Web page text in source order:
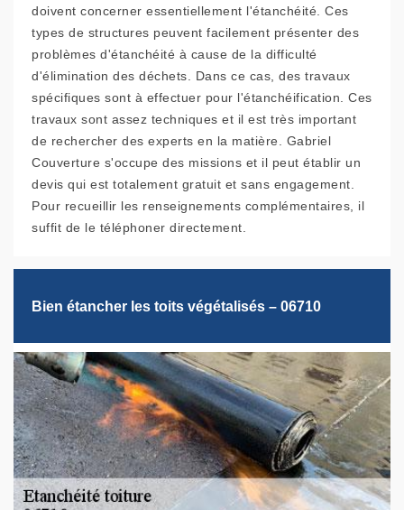
doivent concerner essentiellement l'étanchéité. Ces
types de structures peuvent facilement présenter des
problèmes d'étanchéité à cause de la difficulté
d'élimination des déchets. Dans ce cas, des travaux
spécifiques sont à effectuer pour l'étanchéification. Ces
travaux sont assez techniques et il est très important
de rechercher des experts en la matière. Gabriel
Couverture s'occupe des missions et il peut établir un
devis qui est totalement gratuit et sans engagement.
Pour recueillir les renseignements complémentaires, il
suffit de le téléphoner directement.
Bien étancher les toits végétalisés – 06710